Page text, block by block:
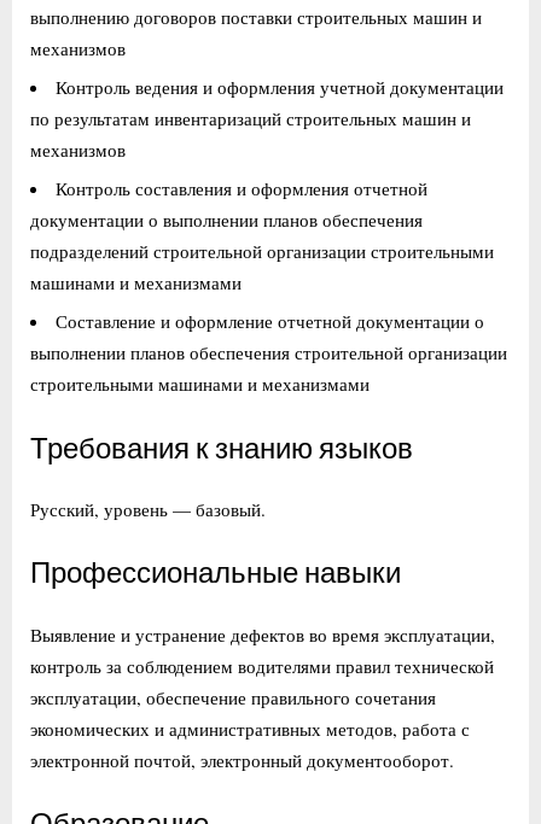
выполнению договоров поставки строительных машин и
механизмов
Контроль ведения и оформления учетной документации
по результатам инвентаризаций строительных машин и
механизмов
Контроль составления и оформления отчетной
документации о выполнении планов обеспечения
подразделений строительной организации строительными
машинами и механизмами
Составление и оформление отчетной документации о
выполнении планов обеспечения строительной организации
строительными машинами и механизмами
Требования к знанию языков
Русский, уровень — базовый.
Профессиональные навыки
Выявление и устранение дефектов во время эксплуатации,
контроль за соблюдением водителями правил технической
эксплуатации, обеспечение правильного сочетания
экономических и административных методов, работа с
электронной почтой, электронный документооборот.